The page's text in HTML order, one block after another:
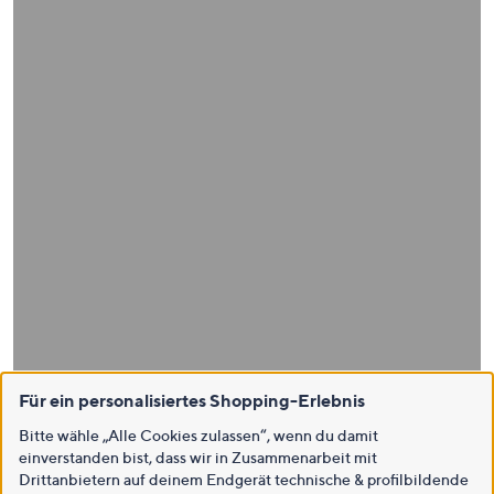
Für ein personalisiertes Shopping-Erlebnis
Bitte wähle „Alle Cookies zulassen“, wenn du damit
einverstanden bist, dass wir in Zusammenarbeit mit
Drittanbietern auf deinem Endgerät technische & profilbildende